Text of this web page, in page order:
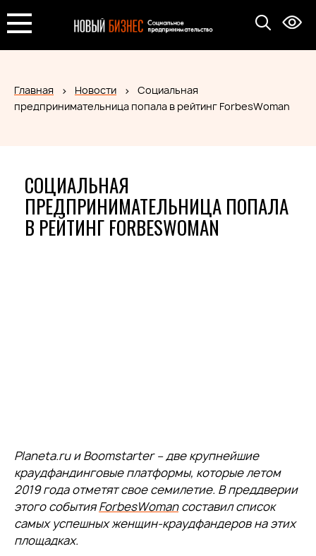
Главная Новости
Социальная
предпринимательница попала в рейтинг ForbesWoman
СОЦИАЛЬНАЯ
ПРЕДПРИНИМАТЕЛЬНИЦА ПОПАЛА
В РЕЙТИНГ FORBESWOMAN
Planeta.ru и Boomstarter – две крупнейшие
краудфандинговые платформы, которые летом
2019 года отметят свое семилетие. В преддверии
этого событияForbesWomanсоставил список
самых успешных женщин-краудфандеров на этих
площадках.